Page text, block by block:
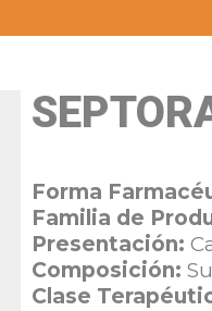
Forma
Familia de
Presentación:
Composición:
Clase